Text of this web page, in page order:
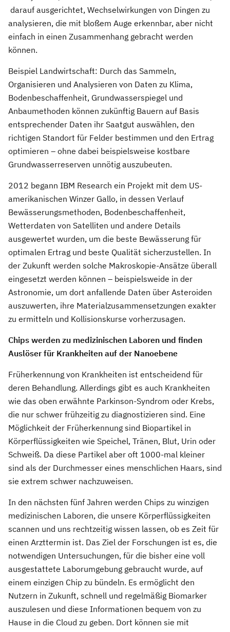
darauf ausgerichtet, Wechselwirkungen von Dingen zu
analysieren, die mit bloßem Auge erkennbar, aber nicht
einfach in einen Zusammenhang gebracht werden
können.
Beispiel Landwirtschaft: Durch das Sammeln,
Organisieren und Analysieren von Daten zu Klima,
Bodenbeschaffenheit, Grundwasserspiegel und
Anbaumethoden können zukünftig Bauern auf Basis
entsprechender Daten ihr Saatgut auswählen, den
richtigen Standort für Felder bestimmen und den Ertrag
optimieren – ohne dabei beispielsweise kostbare
Grundwasserreserven unnötig auszubeuten.
2012 begann IBM Research ein Projekt mit dem US-
amerikanischen Winzer Gallo, in dessen Verlauf
Bewässerungsmethoden, Bodenbeschaffenheit,
Wetterdaten von Satelliten und andere Details
ausgewertet wurden, um die beste Bewässerung für
optimalen Ertrag und beste Qualität sicherzustellen. In
der Zukunft werden solche Makroskopie-Ansätze überall
eingesetzt werden können – beispielsweide in der
Astronomie, um dort anfallende Daten über Asteroiden
auszuwerten, ihre Materialzusammensetzungen exakter
zu ermitteln und Kollisionskurse vorherzusagen.
Chips werden zu medizinischen Laboren und finden
Auslöser für Krankheiten auf der Nanoebene
Früherkennung von Krankheiten ist entscheidend für
deren Behandlung. Allerdings gibt es auch Krankheiten
wie das oben erwähnte Parkinson-Syndrom oder Krebs,
die nur schwer frühzeitig zu diagnostizieren sind. Eine
Möglichkeit der Früherkennung sind Biopartikel in
Körperflüssigkeiten wie Speichel, Tränen, Blut, Urin oder
Schweiß. Da diese Partikel aber oft 1000-mal kleiner
sind als der Durchmesser eines menschlichen Haars, sind
sie extrem schwer nachzuweisen.
In den nächsten fünf Jahren werden Chips zu winzigen
medizinischen Laboren, die unsere Körperflüssigkeiten
scannen und uns rechtzeitig wissen lassen, ob es Zeit für
einen Arzttermin ist. Das Ziel der Forschungen ist es, die
notwendigen Untersuchungen, für die bisher eine voll
ausgestattete Laborumgebung gebraucht wurde, auf
einem einzigen Chip zu bündeln. Es ermöglicht den
Nutzern in Zukunft, schnell und regelmäßig Biomarker
auszulesen und diese Informationen bequem von zu
Hause in die Cloud zu geben. Dort können sie mit